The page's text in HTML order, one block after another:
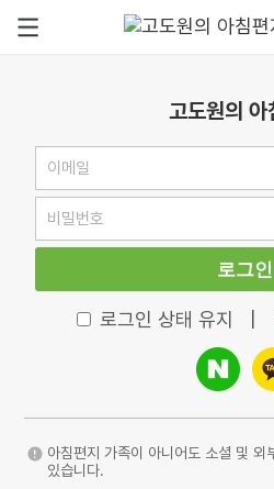
고도원의 아
로그인
로그인 상태 유지
아침편지 가족이 아니어도 소셜 및 외
있습니다.